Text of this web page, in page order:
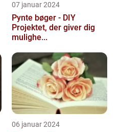
07 januar 2024
Pynte bøger - DIY
Projektet, der giver dig
mulighe...
06 januar 2024